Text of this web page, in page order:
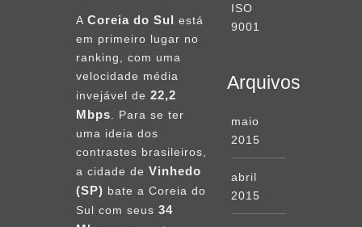
A Coreia do Sul está
em primeiro lugar no
ranking, com uma
velocidade média
invejável de 22,2
Mbps . Para se ter
uma ideia dos
contrastes brasileiros,
a cidade de Vinhedo
(SP) bate a Coreia do
Sul com seus 34
ISO
9001
Arquivos
maio
2015
abril
2015